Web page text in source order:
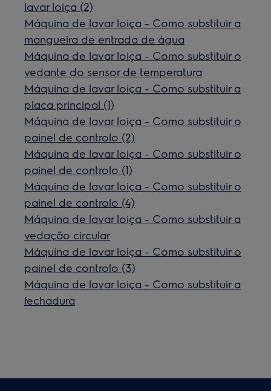
lavar loiça (2)
Máquina de lavar loiça - Como substituir a
mangueira de entrada de água
Máquina de lavar loiça - Como substituir o
vedante do sensor de temperatura
Máquina de lavar loiça - Como substituir a
placa principal (1)
Máquina de lavar loiça - Como substituir o
painel de controlo (2)
Máquina de lavar loiça - Como substituir o
painel de controlo (1)
Máquina de lavar loiça - Como substituir o
painel de controlo (4)
Máquina de lavar loiça - Como substituir a
vedação circular
Máquina de lavar loiça - Como substituir o
painel de controlo (3)
Máquina de lavar loiça - Como substituir a
fechadura